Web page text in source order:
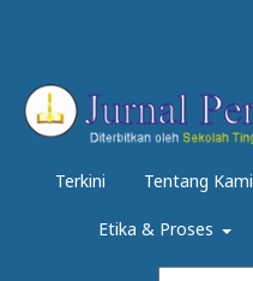
Terkini Tentang Kami
Etika & Proses